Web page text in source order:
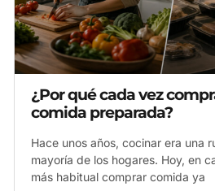
¿Por qué cada vez
comida preparada?
Hace unos años, cocinar era una
mayoría de los hogares. Hoy, en
más habitual comprar comida ya